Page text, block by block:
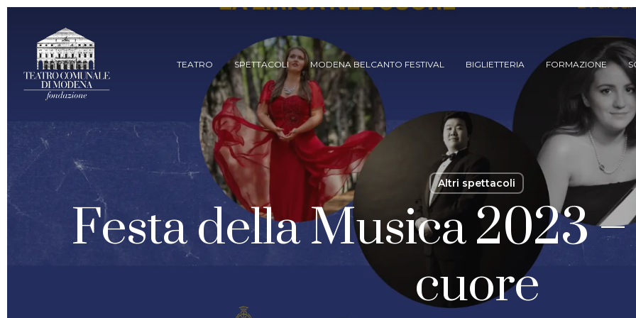
Skip
content
TEATRO SPETTACOLI
ARCHIVIO STORICO
(FINO AL 2022/’23)
MODENA BELCANTO FESTIVAL BIGLIETTERIA FORMAZIONE
Altri spettacoli
Festa della Musica 2023
cuore